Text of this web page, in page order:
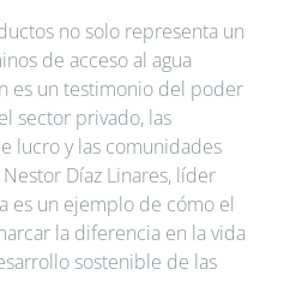
no solo representa un
de acceso al agua
es un testimonio del poder
sector privado, las
lucro y las comunidades
Díaz Linares, líder
es un ejemplo de cómo el
la diferencia en la vida
sostenible de las